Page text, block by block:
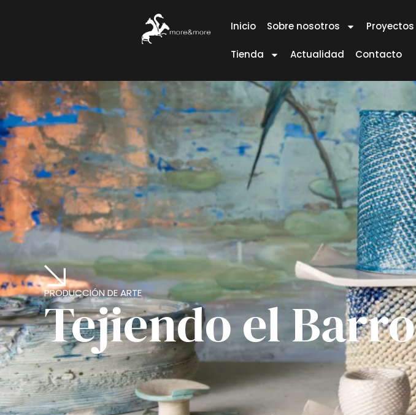
Inicio Sobre nosotros Proyectos
Tienda Actualidad Contacto
PRODUCCIÓN DE ARTE
Tejiendo el Barro